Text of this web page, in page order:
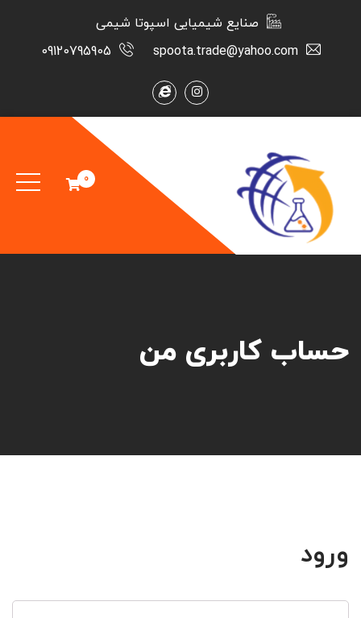
صنایع شیمیایی اسپوتا شیمی
spoota.trade@yahoo.com
09120795905
0
حساب کاربری من
ورود